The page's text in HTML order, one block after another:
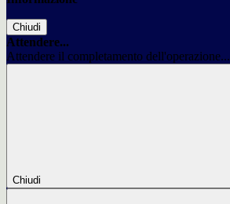
Chiudi
Attendere...
Attendere il completamento dell'operazione...
Chiudi